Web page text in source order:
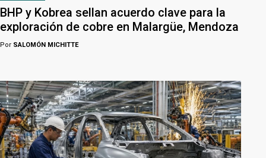
BHP y Kobrea sellan acuerdo clave para la
exploración de cobre en Malargüe, Mendoza
Por SALOMÓN MICHITTE